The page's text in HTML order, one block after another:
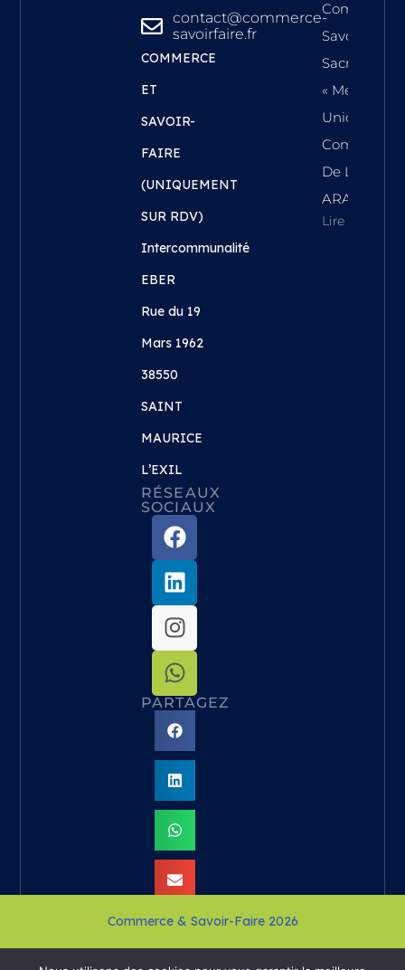
contact@commerce-
savoirfaire.fr
COMMERCE
ET
SAVOIR-
FAIRE
(UNIQUEMENT
SUR RDV)
Intercommunalité
EBER
Rue du 19
Mars 1962
38550
SAINT
MAURICE
L’EXIL
RÉSEAUX
SOCIAUX
PARTAGEZ
Commerce
Savoir-Faire
Sacrée
« Meilleure
Union
De La
ARA !
Lire L'article
Commerce & Savoir-Faire 2026